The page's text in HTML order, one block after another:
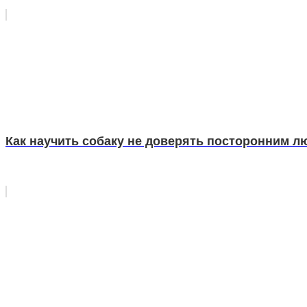
Как научить собаку не доверять посторонним